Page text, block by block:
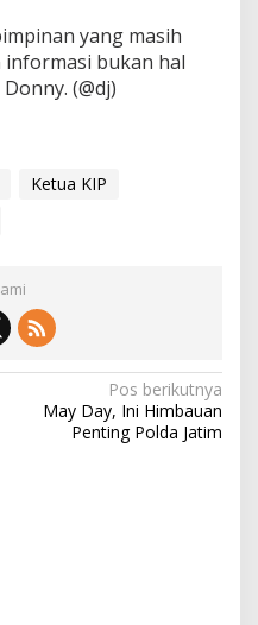
yang masih
bukan hal
(@dj)
Ketua KIP
Pos berikutnya
May Day, Ini Himbauan
Penting Polda Jatim